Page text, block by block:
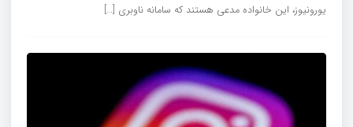
یورونیوز، این خانواده مدعی هستند که سامانه ناوبری […]